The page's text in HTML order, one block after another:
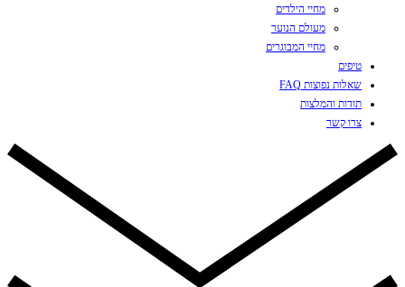
מחיי הילדים
מעולם הנוער
מחיי המבוגרים
טיפים
שאלות נפוצות FAQ
תודות והמלצות
צרו קשר